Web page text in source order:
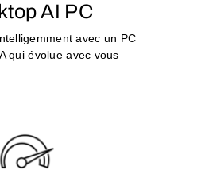
AI PC
avec un PC
qui évolue avec vous